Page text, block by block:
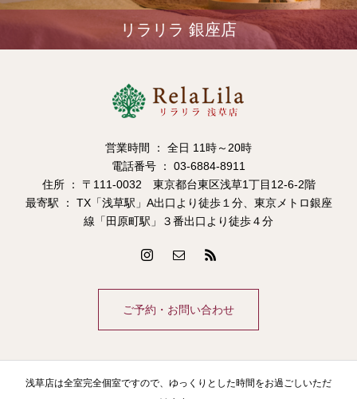
リラリラ 銀座店
営業時間 ： 全日 11時～20時
電話番号 ： 03-6884-8911
住所 ： 〒111-0032 東京都台東区浅草1丁目12-6-2階
最寄駅 ： TX「浅草駅」A出口より徒歩１分、東京メトロ銀座
線「田原町駅」３番出口より徒歩４分
ご予約・お問い合わせ
浅草店は全室完全個室ですので、ゆっくりとした時間をお過ごしいただ